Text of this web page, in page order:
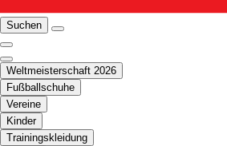
Suchen
Weltmeisterschaft 2026
Fußballschuhe
Vereine
Kinder
Trainingskleidung